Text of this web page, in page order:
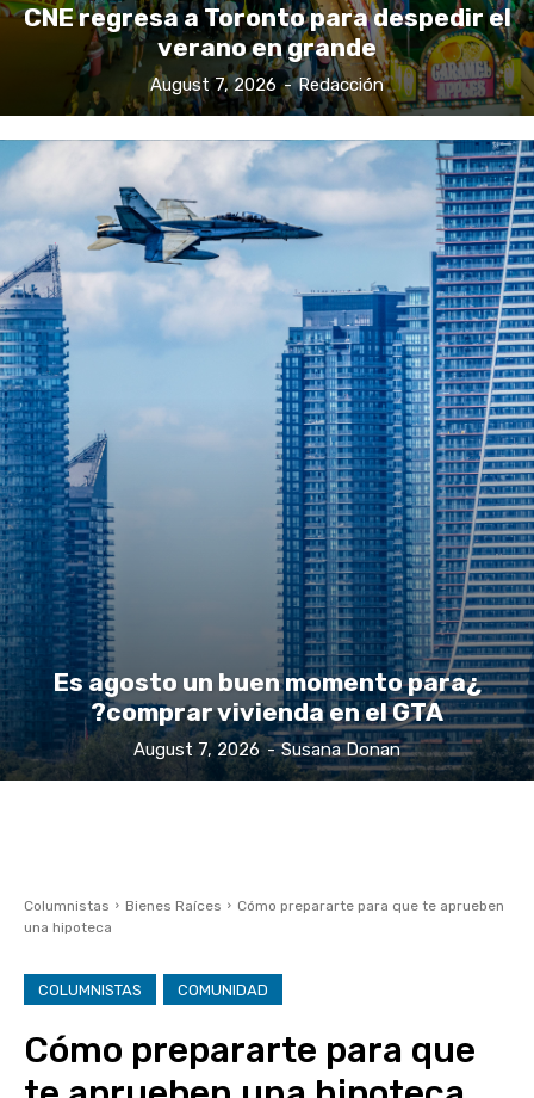
CNE regresa a Toronto para despedir el
verano en grande
Redacción
-
August 7, 2026
¿Es agosto un buen momento para
comprar vivienda en el GTA?
Susana Donan
-
August 7, 2026